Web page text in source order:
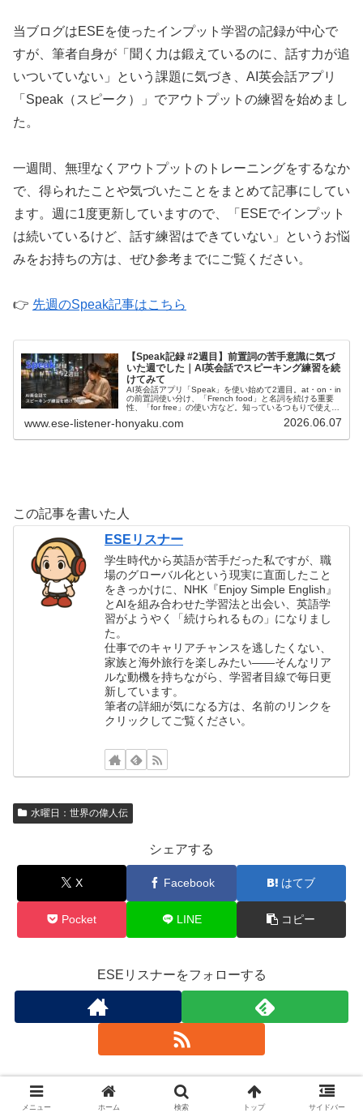
当ブログはESEを使ったインプット学習の記録が中心で
すが、筆者自身が「聞く力は鍛えているのに、話す力が追
いついていない」という課題に気づき、AI英会話アプリ
「Speak（スピーク）」でアウトプットの練習を始めまし
た。
一週間、無理なくアウトプットのトレーニングをするなか
で、得られたことや気づいたことをまとめて記事にしてい
ます。週に1度更新していますので、「ESEでインプット
は続いているけど、話す練習はできていない」というお悩
みをお持ちの方は、ぜひ参考までにご覧ください。
👉 先週のSpeak記事はこちら
【Speak記録 #2週目】前置詞の苦手意識に気づ
いた週でした｜AI英会話でスピーキング練習を続
けてみて
AI英会話アプリ「Speak」を使い始めて2週目。at・on・in
の前置詞使い分け、「French food」と名詞を続ける重要
性、「for free」の使い方など。知っているつもりで使えて
www.ese-listener-honyaku.com 2026.06.07
この記事を書いた人
ESEリスナー
学生時代から英語が苦手だった私ですが、職
場のグローバル化という現実に直面したこと
をきっかけに、NHK『Enjoy Simple English』
とAIを組み合わせた学習法と出会い、英語学
習がようやく「続けられるもの」になりまし
た。
仕事でのキャリアチャンスを逃したくない、
家族と海外旅行を楽しみたい——そんなリア
ルな動機を持ちながら、学習者目線で毎日更
新しています。
筆者の詳細が気になる方は、名前のリンクを
クリックしてご覧ください。
水曜日：世界の偉人伝
シェアする
X Facebook はてブ
Pocket LINE コピー
ESEリスナーをフォローする
ESEリスナー
メニュー ホーム 検索 トップ サイドバー